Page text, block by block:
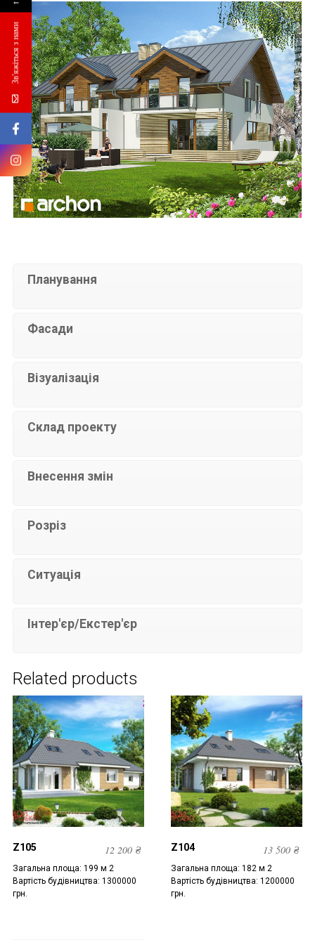
Планування
Фасади
Візуалізація
Склад проекту
Внесення змін
Розріз
Ситуація
Інтер'єр/Екстер'єр
Related products
Z105 12 200₴
Загальна площа: 199 м 2
Вартість будівництва: 1300000
грн.
Z104 13 500 ₴
Загальна площа: 182 м 2
Вартість будівництва: 1200000
грн.
Зв'яжіться з нами